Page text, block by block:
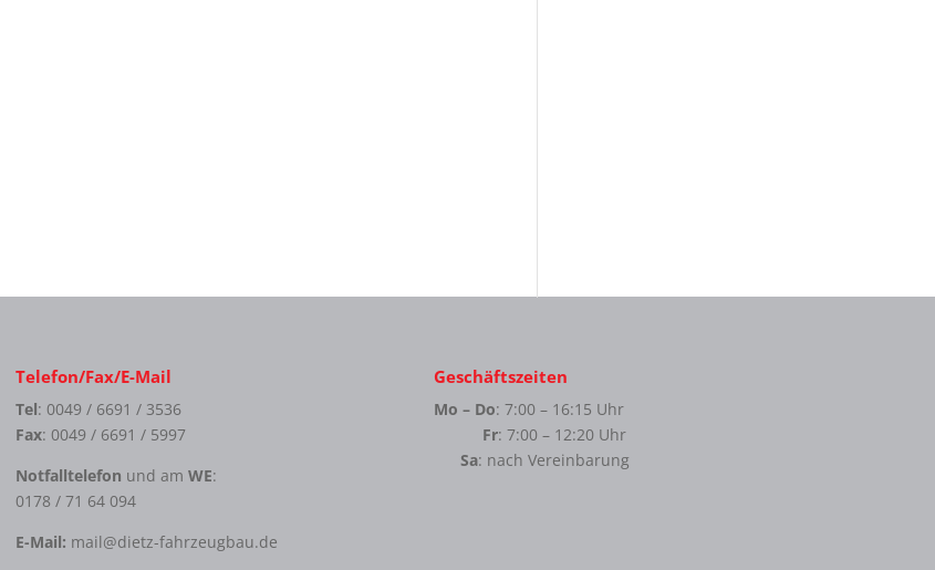
Telefon/Fax/E-Mail
Tel: 0049 / 6691 / 3536
Fax: 0049 / 6691 / 5997
Notfalltelefon und am WE:
0178 / 71 64 094
E-Mail: mail@dietz-fahrzeugbau.de
Geschäftszeiten
Mo – Do: 7:00 – 16:15 Uhr
Fr: 7:00 – 12:20 Uhr
Sa: nach Vereinbarung